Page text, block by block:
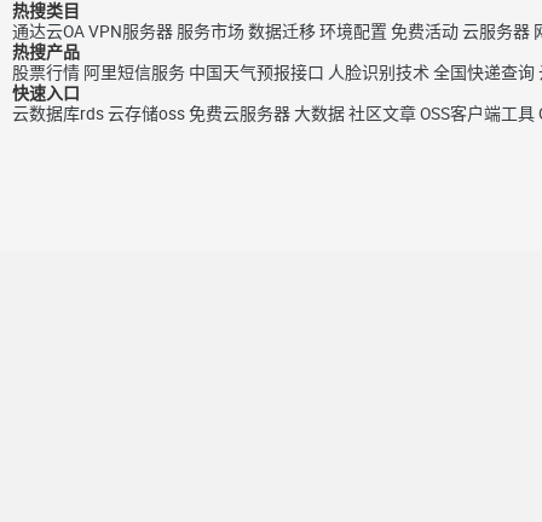
热搜类目
通达云OAVPN服务器 服务市场数据迁移环境配置 免费活动云服务器
热搜产品
股票行情 阿里短信服务 中国天气预报接口 人脸识别技术 全国快递查询
快速入口
云数据库rds云存储oss免费云服务器大数据社区文章OSS客户端工具